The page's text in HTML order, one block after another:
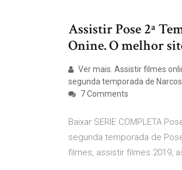
Assistir Pose 2ª
Onine. O melhor
Ver mais. Assistir filmes
segunda temporada de
7 Comments
Baixar SERIE COMPLETA
segunda temporada de
filmes, assistir filmes 2019,